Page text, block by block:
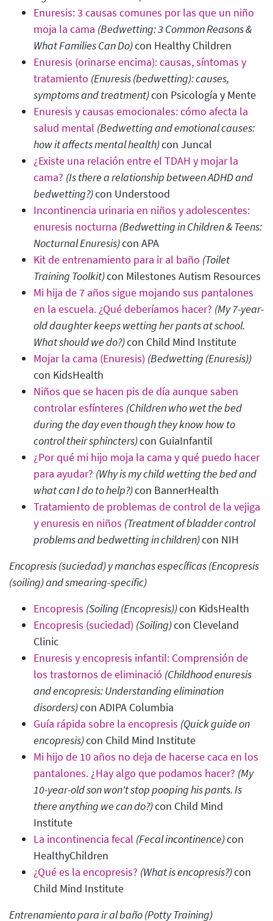
Enuresis: 3 causas comunes por las que un niño
moja la cama (Bedwetting: 3 Common Reasons &
What Families Can Do)con Healthy Children
Enuresis (orinarse encima): causas, síntomas y
tratamiento (Enuresis (bedwetting): causes,
symptoms and treatment)con Psicología y Mente
Enuresis y causas emocionales: cómo afecta la
salud mental (Bedwetting and emotional causes:
how it affects mental health)con Juncal
¿Existe una relación entre el TDAH y mojar la
cama? (Is there a relationship between ADHD and
bedwetting?)con Understood
Incontinencia urinaria en niños y adolescentes:
enuresis nocturna (Bedwetting in Children & Teens:
Nocturnal Enuresis)con APA
Kit de entrenamiento para ir al baño (Toilet
Training Toolkit)con Milestones Autism Resources
Mi hija de 7 años sigue mojando sus pantalones
en la escuela. ¿Qué deberíamos hacer? (My 7-year-
old daughter keeps wetting her pants at school.
What should we do?)con Child Mind Institute
Mojar la cama (Enuresis) (Bedwetting (Enuresis))
con KidsHealth
Niños que se hacen pis de día aunque saben
controlar esfínteres (Children who wet the bed
during the day even though they know how to
control their sphincters)con GuiaInfantil
¿Por qué mi hijo moja la cama y qué puedo hacer
para ayudar? (Why is my child wetting the bed and
what can I do to help?)con BannerHealth
Tratamiento de problemas de control de la vejiga
y enuresis en niños (Treatment of bladder control
problems and bedwetting in children)con NIH
Encopresis (suciedad) y manchas específicas (Encopresis
(soiling) and smearing-specific)
Encopresis (Soiling (Encopresis))con KidsHealth
Encopresis (suciedad) (Soiling)con Cleveland
Clinic
Enuresis y encopresis infantil: Comprensión de
los trastornos de eliminació (Childhood enuresis
and encopresis: Understanding elimination
disorders)con ADIPA Columbia
Guía rápida sobre la encopresis (Quick guide on
encopresis)con Child Mind Institute
Mi hijo de 10 años no deja de hacerse caca en los
pantalones. ¿Hay algo que podamos hacer? (My
10-year-old son won't stop pooping his pants. Is
there anything we can do?)con Child Mind
Institute
La incontinencia fecal (Fecal incontinence)con
HealthyChildren
¿Qué es la encopresis? (What is encopresis?)con
Child Mind Institute
Entrenamiento para ir al baño (Potty Training)